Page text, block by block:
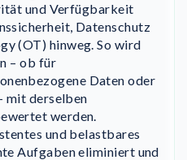
und Verfügbarkeit
Datenschutz
(OT) hinweg. So wird
– ob für
Daten oder
mit derselben
werden.
und belastbares
Aufgaben eliminiert und